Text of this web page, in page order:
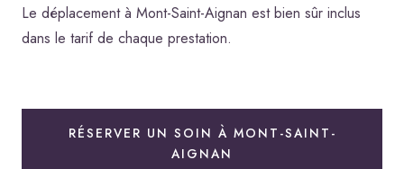
Le déplacement à Mont-Saint-Aignan est bien sûr inclus
dans le tarif de chaque prestation.
RÉSERVER UN SOIN À MONT-SAINT-
AIGNAN